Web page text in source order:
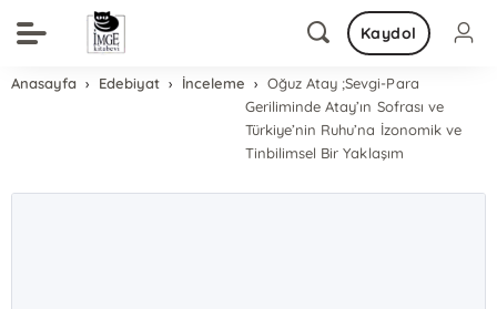
Kaydol
Anasayfa Edebiyat İnceleme
Oğuz Atay ;Sevgi-Para
Geriliminde Atay’ın Sofrası ve
Türkiye’nin Ruhu’na İzonomik ve
Tinbilimsel Bir Yaklaşım